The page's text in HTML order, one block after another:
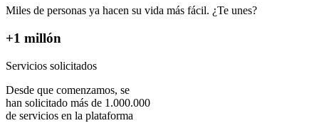
Miles de personas ya hacen su vida más fácil. ¿Te unes?
+1 millón
Servicios solicitados
Desde que comenzamos, se
han solicitado más de 1.000.000
de servicios en la plataforma